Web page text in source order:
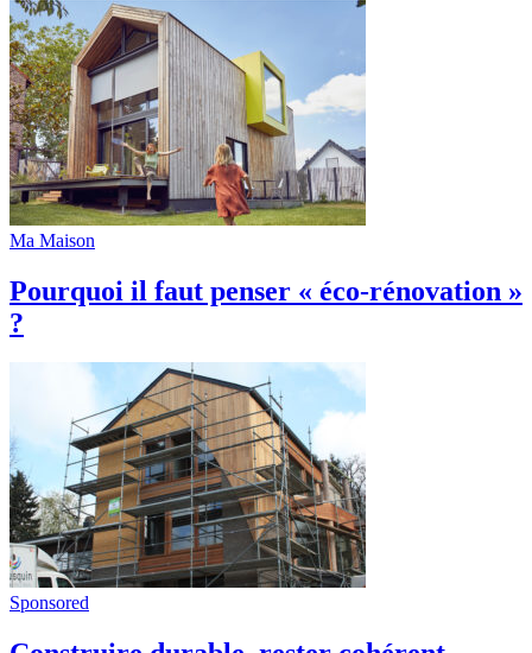
Ma Maison
Pourquoi il faut penser « éco-rénovation »
?
Sponsored